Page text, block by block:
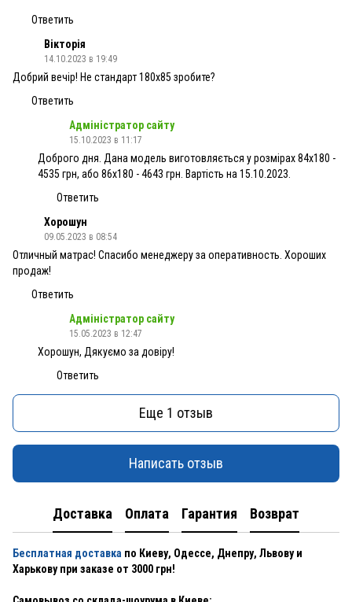
Ответить
Вікторія
14.10.2023 в 19:49
Добрий вечір! Не стандарт 180х85 зробите?
Ответить
Адміністратор сайту
15.10.2023 в 11:17
Доброго дня. Дана модель виготовляється у розмірах 84х180 -
4535 грн, або 86х180 - 4643 грн. Вартість на 15.10.2023.
Ответить
Хорошун
09.05.2023 в 08:54
Отличный матрас! Спасибо менеджеру за оперативность. Хороших
продаж!
Ответить
Адміністратор сайту
15.05.2023 в 12:47
Хорошун, Дякуємо за довіру!
Ответить
Еще 1 отзыв
Написать отзыв
Доставка Оплата Гарантия Возврат
Бесплатная доставка по Киеву, Одессе, Днепру, Львову и
Харькову при заказе от 3000 грн!